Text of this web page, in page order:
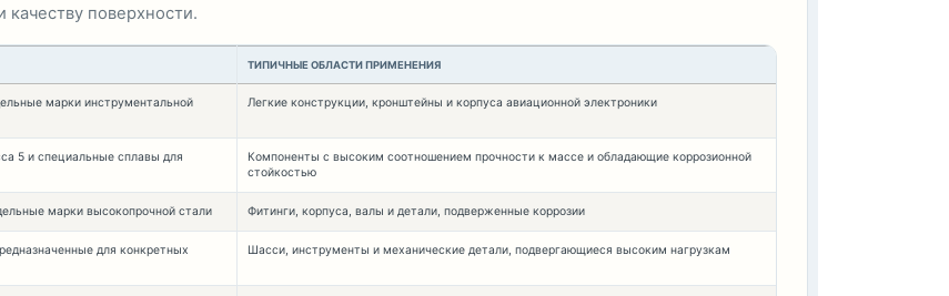
поверхности.
ТИПИЧНЫЕ ОБЛАСТИ ПРИМЕНЕНИЯ
марки инструментальной
Легкие конструкции, кронштейны и корпуса авиационной электроники
5 и специальные сплавы для
Компоненты с высоким соотношением прочности к массе и обладающие коррозионной
стойкостью
марки высокопрочной стали Фитинги, корпуса, валы и детали, подверженные коррозии
для конкретных
Шасси, инструменты и механические детали, подвергающиеся высоким нагрузкам